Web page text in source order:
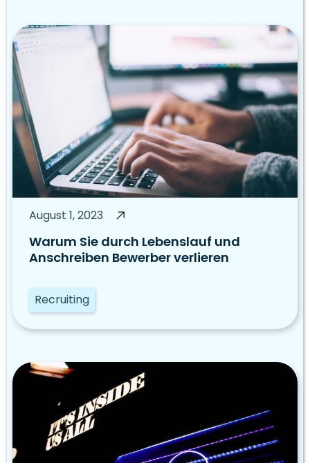
August 1, 2023
Warum Sie durch Lebenslauf und
Anschreiben Bewerber verlieren
Recruiting